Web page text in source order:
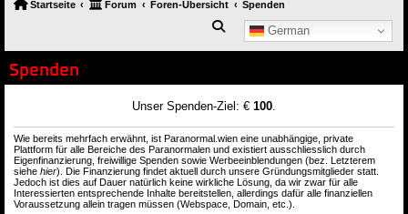
Startseite Forum Foren-Übersicht Spenden
German
Suche
Spenden
Unser Spenden-Ziel: € 100.
Wie bereits mehrfach erwähnt, ist Paranormal.wien eine unabhängige, private
Plattform für alle Bereiche des Paranormalen und existiert ausschliesslich durch
Eigenfinanzierung, freiwillige Spenden sowie Werbeeinblendungen (bez. Letzterem
siehe hier). Die Finanzierung findet aktuell durch unsere Gründungsmitglieder statt.
Jedoch ist dies auf Dauer natürlich keine wirkliche Lösung, da wir zwar für alle
Interessierten entsprechende Inhalte bereitstellen, allerdings dafür alle finanziellen
Voraussetzung allein tragen müssen (Webspace, Domain, etc.).